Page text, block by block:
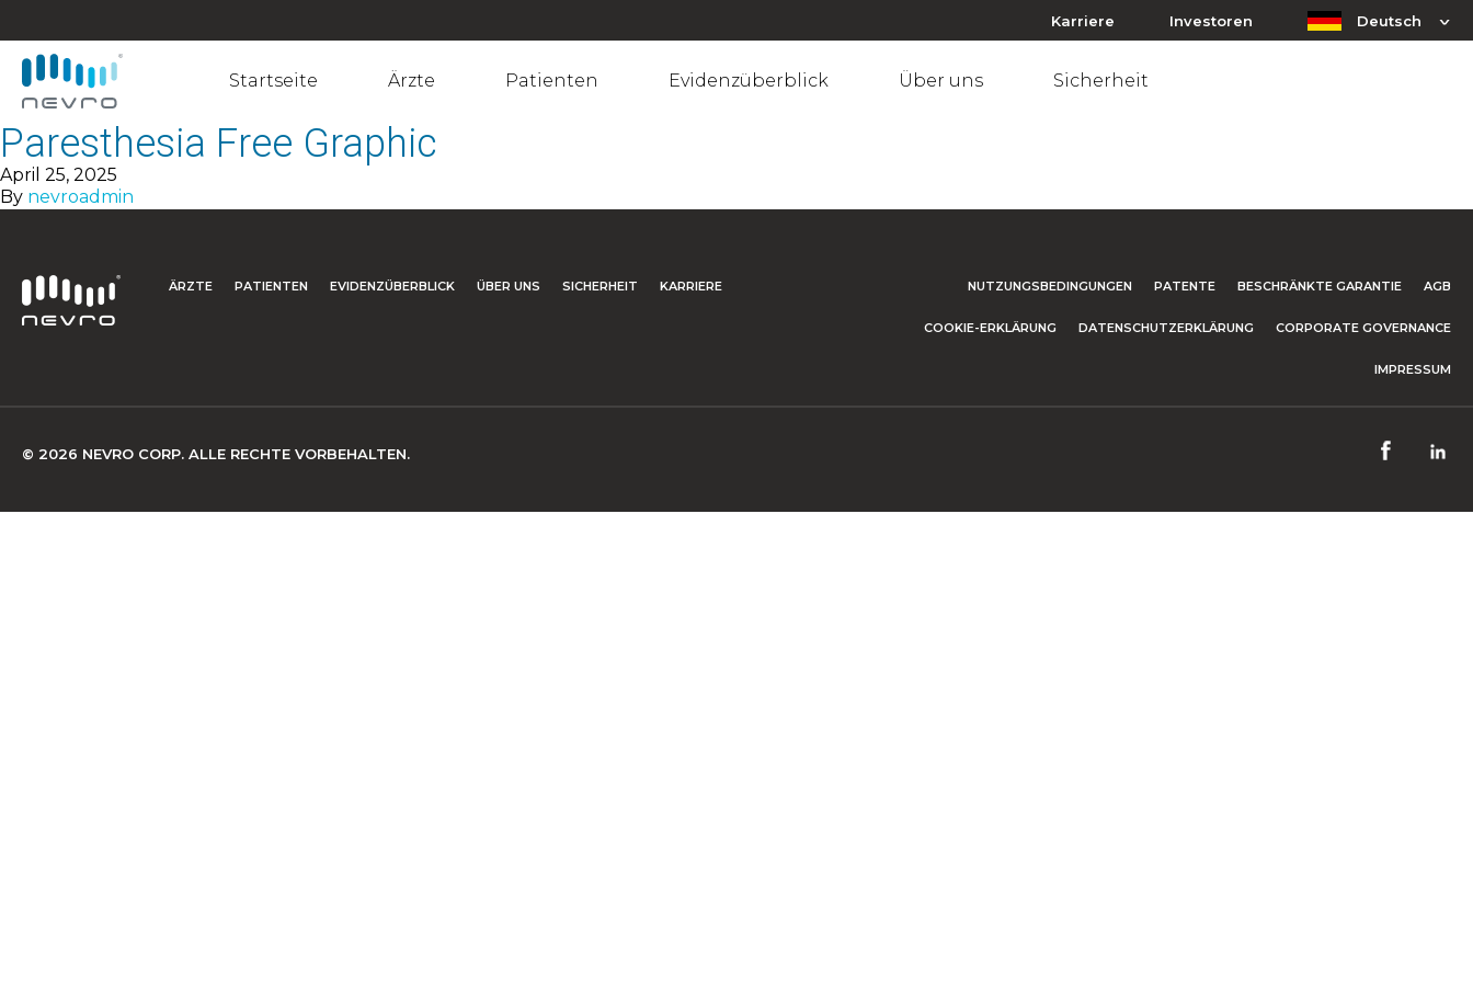
Karriere Investoren Deutsch
Startseite Ärzte Patienten Evidenzüberblick Über uns Sicherheit
Paresthesia Free Graphic
April 25, 2025
By nevroadmin
ÄRZTE PATIENTEN EVIDENZÜBERBLICK ÜBER UNS SICHERHEIT KARRIERE NUTZUNGSBEDINGUNGEN PATENTE BESCHRÄNKTE GARANTIE AGB
COOKIE-ERKLÄRUNG DATENSCHUTZERKLÄRUNG CORPORATE GOVERNANCE
IMPRESSUM
© 2026 NEVRO CORP. ALLE RECHTE VORBEHALTEN.